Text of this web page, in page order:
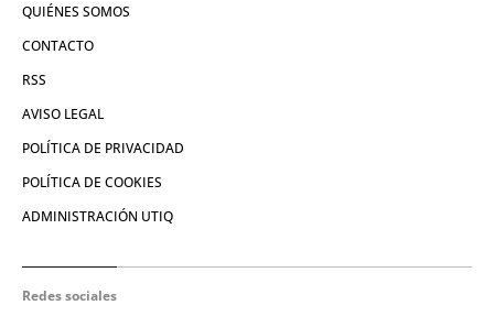
QUIÉNES SOMOS
CONTACTO
RSS
AVISO LEGAL
POLÍTICA DE PRIVACIDAD
POLÍTICA DE COOKIES
ADMINISTRACIÓN UTIQ
Redes sociales